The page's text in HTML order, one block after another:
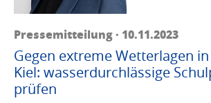
Pressemitteilung · 10.11.2023
Gegen extreme Wetterlagen in
Kiel: wasserdurchlässige
prüfen